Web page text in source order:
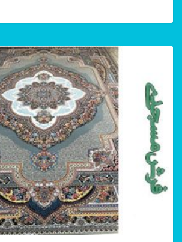
محصول
مختلفی
باشد.
گزینه
ها